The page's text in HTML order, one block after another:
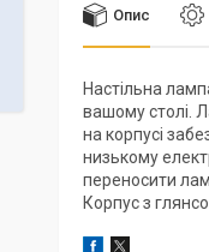
Опис
Настільна
вашому столі.
на корпусі
низькому
переносити
Корпус з